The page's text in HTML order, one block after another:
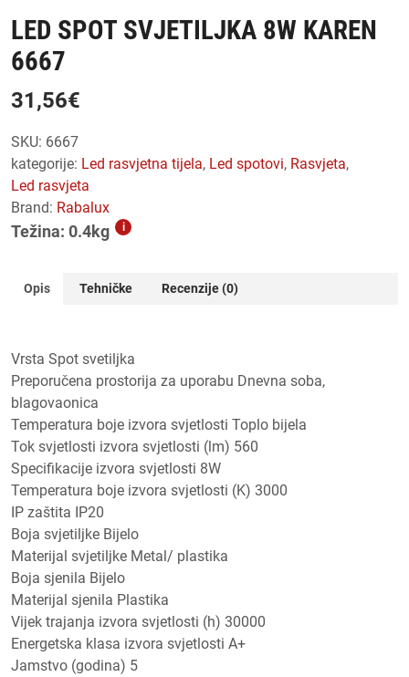
LED SPOT SVJETILJKA 8W KAREN
6667
31,56€
SKU: 6667
kategorije:
led rasvjetna tijela, led spotovi, rasvjeta,
led rasvjeta
Brand: Rabalux
Težina: 0.4kg i
Opis Tehničke Recenzije (0)
Vrsta Spot svetiljka
Preporučena prostorija za uporabu Dnevna soba,
blagovaonica
Temperatura boje izvora svjetlosti Toplo bijela
Tok svjetlosti izvora svjetlosti (lm) 560
Specifikacije izvora svjetlosti 8W
Temperatura boje izvora svjetlosti (K) 3000
IP zaštita IP20
Boja svjetiljke Bijelo
Materijal svjetiljke Metal/ plastika
Boja sjenila Bijelo
Materijal sjenila Plastika
Vijek trajanja izvora svjetlosti (h) 30000
Energetska klasa izvora svjetlosti A+
Jamstvo (godina) 5